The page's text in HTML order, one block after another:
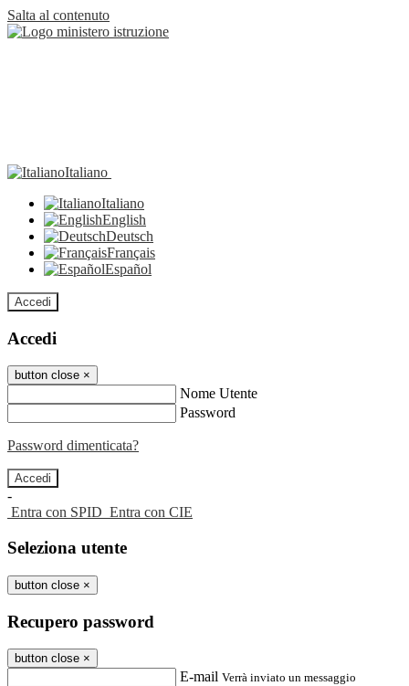
Salta al contenuto
Italiano
Italiano
English
Deutsch
Français
Español
Accedi
Accedi
button close ×
Nome Utente
Password
Password dimenticata?
-
Entra con SPID Entra con CIE
Seleziona utente
button close ×
Recupero password
button close ×
E-mail Verrà inviato un messaggio